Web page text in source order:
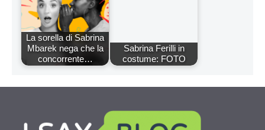
La sorella di Sabrina
Mbarek nega che la
concorrente…
Sabrina Ferilli in
costume: FOTO